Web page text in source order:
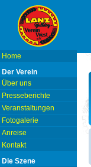
Home
Der Verein
Über uns
Presseberichte
Veranstaltungen
Fotogalerie
Anreise
Kontakt
Die Szene